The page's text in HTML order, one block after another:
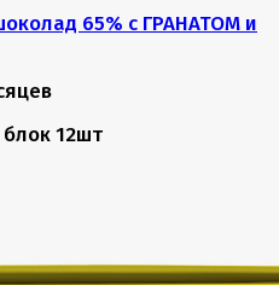
65% с ГРАНАТОМ и
блок 12шт